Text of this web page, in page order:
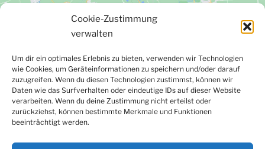
Cookie-Zustimmung
verwalten
Um dir ein optimales Erlebnis zu bieten, verwenden wir Technologien
wie Cookies, um Geräteinformationen zu speichern und/oder darauf
zuzugreifen. Wenn du diesen Technologien zustimmst, können wir
Daten wie das Surfverhalten oder eindeutige IDs auf dieser Website
verarbeiten. Wenn du deine Zustimmung nicht erteilst oder
zurückziehst, können bestimmte Merkmale und Funktionen
beeinträchtigt werden.
Facebook Instagram LinkedIn
YouTube
Newsletter
Richtlinie (EU)